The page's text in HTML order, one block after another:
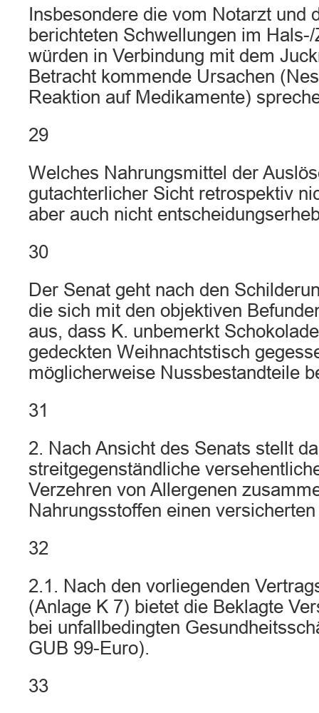
Insbesondere die vom Notarzt und
berichteten Schwellungen im
würden in Verbindung mit dem
Betracht kommende Ursachen
Reaktion auf Medikamente)
29
Welches Nahrungsmittel der
gutachterlicher Sicht retrospektiv
aber auch nicht
30
Der Senat geht nach den
die sich mit den objektiven
aus, dass K. unbemerkt
gedeckten Weihnachtstisch
möglicherweise Nussbestandteile
31
2. Nach Ansicht des Senats stellt
streitgegenständliche
Verzehren von Allergenen
Nahrungsstoffen einen
32
2.1. Nach den vorliegenden
(Anlage K 7) bietet die Beklagte
bei unfallbedingten
GUB 99-Euro).
33